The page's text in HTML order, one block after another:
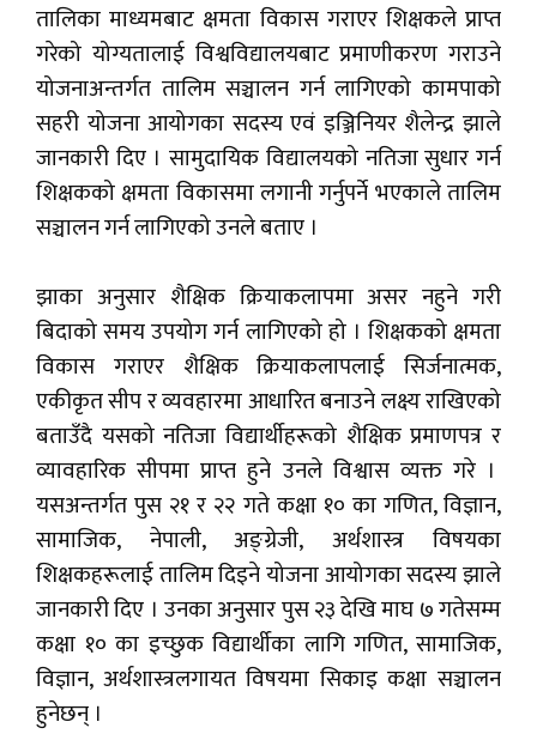
तालिका माध्यमबाट क्षमता विकास गराएर शिक्षकले प्राप्त
गरेको योग्यतालाई विश्वविद्यालयबाट प्रमाणीकरण गराउने
योजनाअन्तर्गत तालिम सञ्चालन गर्न लागिएको कामपाको
सहरी योजना आयोगका सदस्य एवं इञ्जिनियर शैलेन्द्र झाले
जानकारी दिए । सामुदायिक विद्यालयको नतिजा सुधार गर्न
शिक्षकको क्षमता विकासमा लगानी गर्नुपर्ने भएकाले तालिम
सञ्चालन गर्न लागिएको उनले बताए ।
झाका अनुसार शैक्षिक क्रियाकलापमा असर नहुने गरी
बिदाको समय उपयोग गर्न लागिएको हो । शिक्षकको क्षमता
विकास गराएर शैक्षिक क्रियाकलापलाई सिर्जनात्मक,
एकीकृत सीप र व्यवहारमा आधारित बनाउने लक्ष्य राखिएको
बताउँदै यसको नतिजा विद्यार्थीहरूको शैक्षिक प्रमाणपत्र र
व्यावहारिक सीपमा प्राप्त हुने उनले विश्वास व्यक्त गरे ।
यसअन्तर्गत पुस २१ र २२ गते कक्षा १० का गणित, विज्ञान,
सामाजिक, नेपाली, अङ्ग्रेजी, अर्थशास्त्र विषयका
शिक्षकहरूलाई तालिम दिइने योजना आयोगका सदस्य झाले
जानकारी दिए । उनका अनुसार पुस २३ देखि माघ ७ गतेसम्म
कक्षा १० का इच्छुक विद्यार्थीका लागि गणित, सामाजिक,
विज्ञान, अर्थशास्त्रलगायत विषयमा सिकाइ कक्षा सञ्चालन
हुनेछन् ।